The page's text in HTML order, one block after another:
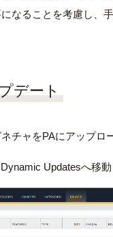
なることを考慮し、
デート
チャをPAにアップロ
Updatesへ移動